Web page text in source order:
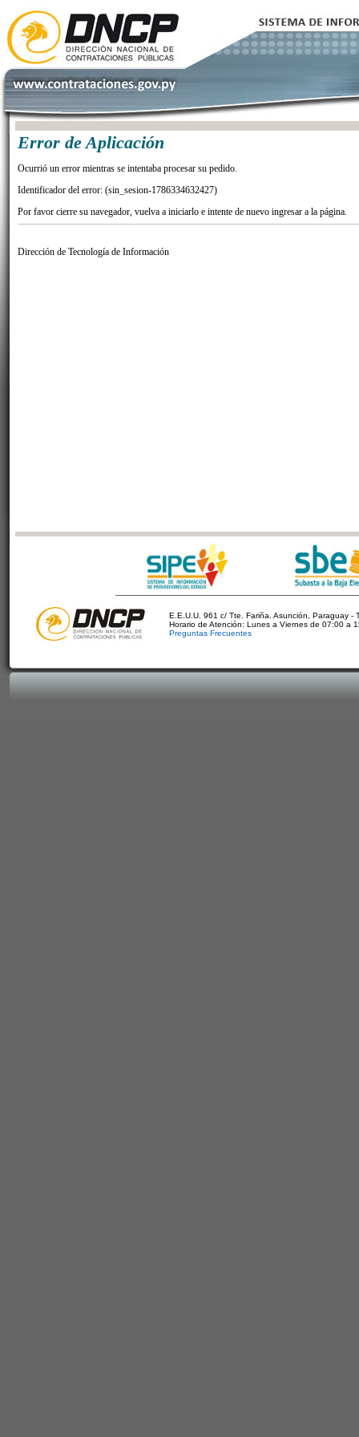
Error de Aplicación
Ocurrió un error mientras se intentaba procesar su pedido.
Identificador del error: (sin_sesion-1786334632427)
Por favor cierre su navegador, vuelva a iniciarlo e intente de nuevo ingresar a la página.
Dirección de Tecnología de Información
E.E.U.U. 961 c/ Tte. Fariña. Asunción, Paraguay -
Horario de Atención: Lunes a Viernes de 07:00 a
Preguntas Frecuentes